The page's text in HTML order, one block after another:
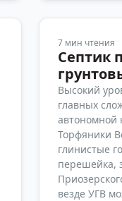
7 мин чтения
Септик
Высокий
главных
автономной
Торфяники
глинистые
перешейка,
везде УГВ